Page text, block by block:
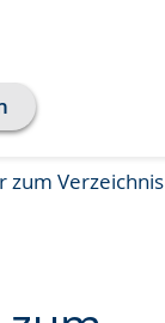
Verzeichnis